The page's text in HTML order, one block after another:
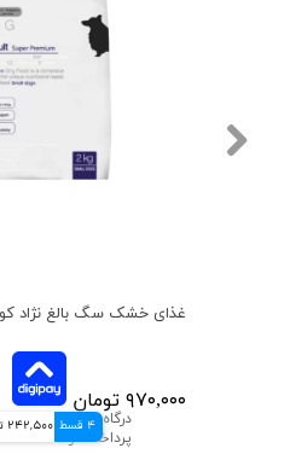
۹۷۰,۰۰۰ تومان
4 قسط 242,500 تومانی